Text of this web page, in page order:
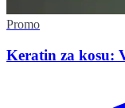
Promo
Keratin za kosu: